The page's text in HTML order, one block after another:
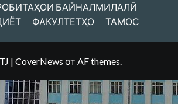
БАЙНАЛМИЛАЛӢ
ФАКУЛТЕТҲО ТАМОС
| CoverNews от AF themes.